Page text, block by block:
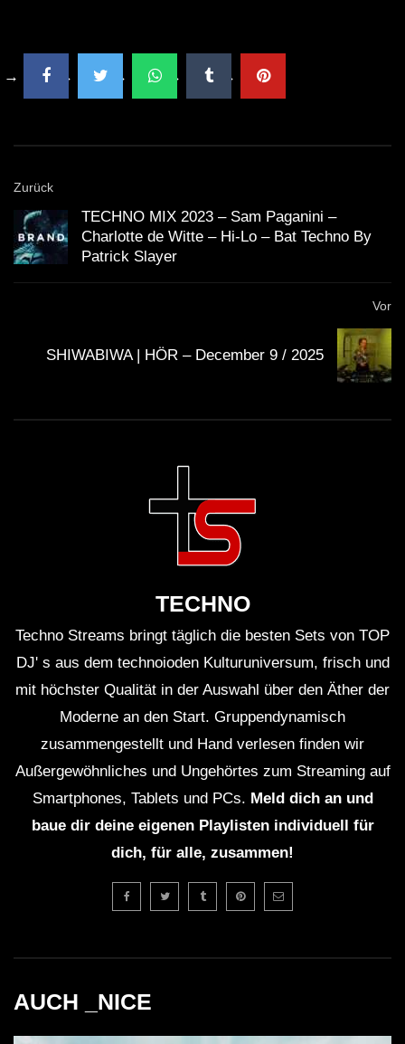
Zurück
TECHNO MIX 2023 – Sam Paganini –
Charlotte de Witte – Hi-Lo – Bat Techno By
Patrick Slayer
Vor
SHIWABIWA | HÖR – December 9 / 2025
TECHNO
Techno Streams bringt täglich die besten Sets von TOP
DJ' s aus dem technoioden Kulturuniversum, frisch und
mit höchster Qualität in der Auswahl über den Äther der
Moderne an den Start. Gruppendynamisch
zusammengestellt und Hand verlesen finden wir
Außergewöhnliches und Ungehörtes zum Streaming auf
Smartphones, Tablets und PCs. Meld dich an und
baue dir deine eigenen Playlisten individuell für
dich, für alle, zusammen!
AUCH _NICE